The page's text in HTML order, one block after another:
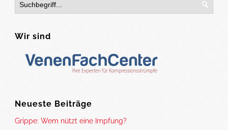
Wir sind
Neueste Beiträge
Grippe: Wem nützt eine Impfung?